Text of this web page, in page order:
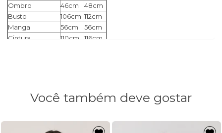
Ombro
46cm
48cm
Busto
106cm 112cm
Manga
56cm
56cm
Cintura
110cm
116cm
Você também deve gostar